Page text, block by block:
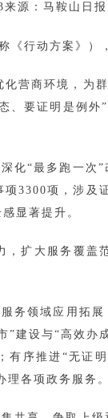
源：马鞍山日
《行动方案》）
营商环境，为
要证明是例
化“最多跑一次
3300项，涉
显著提升。
扩大服务覆
领域应用拓
建设与“高效
序推进“无证
各项政务服务。